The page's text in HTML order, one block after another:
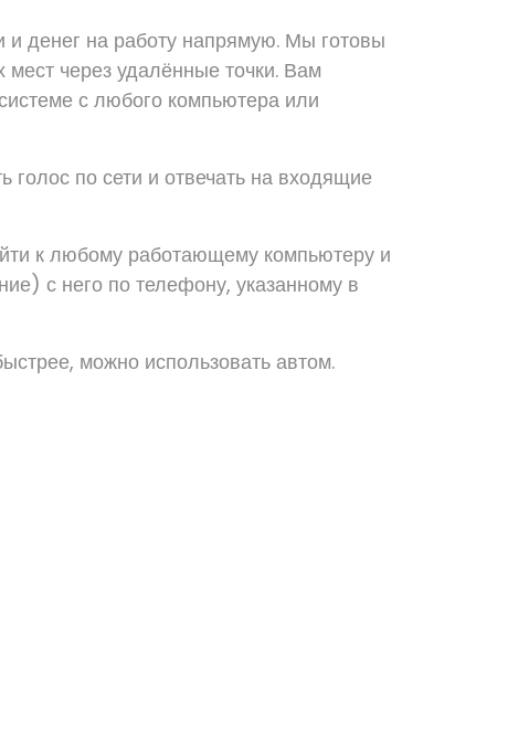
денег на работу напрямую. Мы готовы
через удалённые точки. Вам
с любого компьютера или
по сети и отвечать на входящие
к любому работающему компьютеру и
с него по телефону, указанному в
можно использовать автом.